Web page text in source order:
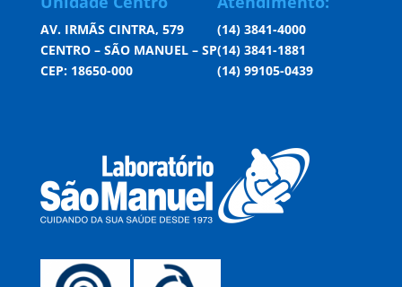
AV. IRMÃS CINTRA, 579
CENTRO – SÃO MANUEL – SP
CEP: 18650-000
(14) 3841-4000
(14) 3841-1881
(14) 99105-0439